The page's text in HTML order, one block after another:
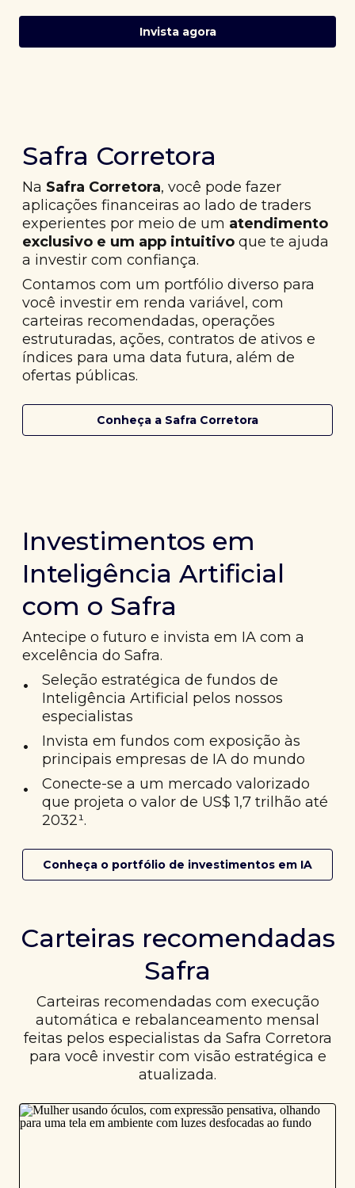
Invista agora
Safra Corretora
Na Safra Corretora, você pode fazer
aplicações financeiras ao lado de traders
experientes por meio de um atendimento
exclusivo e um app intuitivo que te ajuda
a investir com confiança.
Contamos com um portfólio diverso para
você investir em renda variável, com
carteiras recomendadas, operações
estruturadas, ações, contratos de ativos e
índices para uma data futura, além de
ofertas públicas.
Conheça a Safra Corretora
Investimentos em
Inteligência Artificial
com o Safra
Antecipe o futuro e invista em IA com a
excelência do Safra.
•
Seleção estratégica de fundos de
Inteligência Artificial pelos nossos
especialistas
•
Invista em fundos com exposição às
principais empresas de IA do mundo
•
Conecte-se a um mercado valorizado
que projeta o valor de US$ 1,7 trilhão até
2032¹.
Conheça o portfólio de investimentos em IA
Carteiras recomendadas
Safra
Carteiras recomendadas com execução
automática e rebalanceamento mensal
feitas pelos especialistas da Safra Corretora
para você investir com visão estratégica e
atualizada.